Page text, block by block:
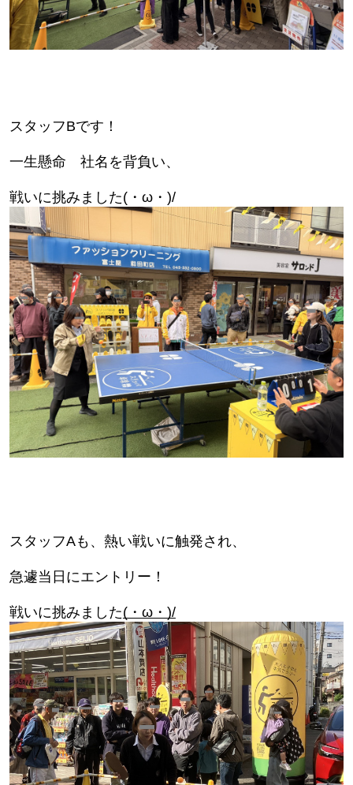
スタッフBです！
一生懸命 社名を背負い、
戦いに挑みました(・ω・)/
スタッフAも、熱い戦いに触発され、
急遽当日にエントリー！
戦いに挑みました(・ω・)/